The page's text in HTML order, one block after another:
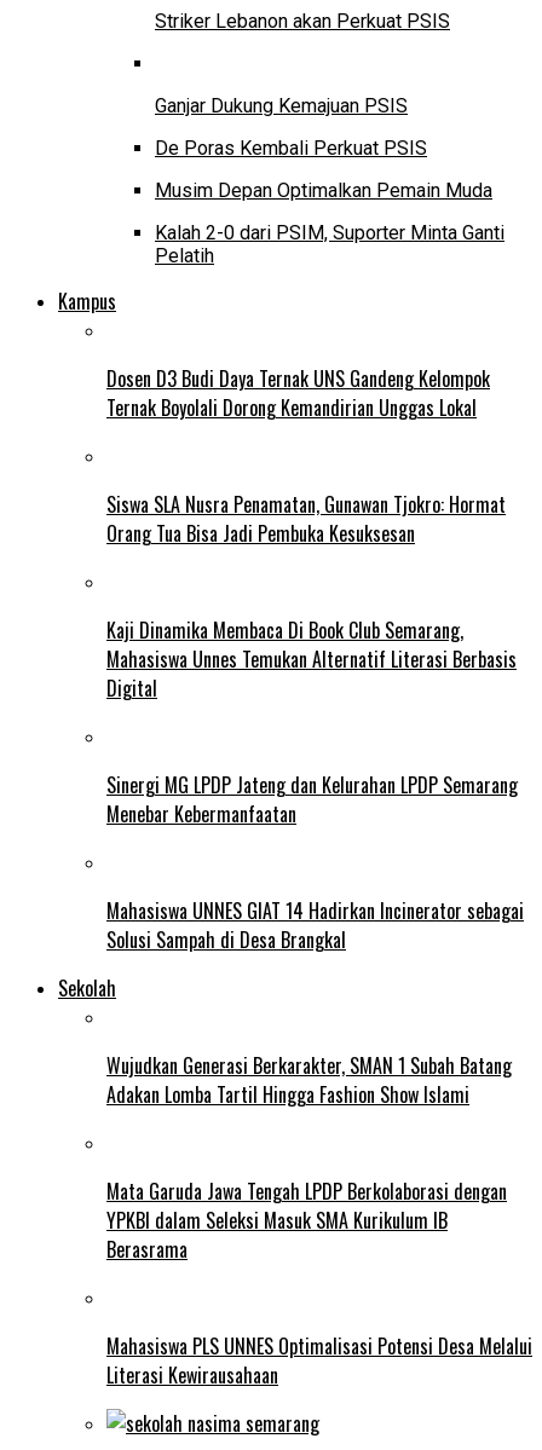
Striker Lebanon akan Perkuat PSIS
Ganjar Dukung Kemajuan PSIS
De Poras Kembali Perkuat PSIS
Musim Depan Optimalkan Pemain Muda
Kalah 2-0 dari PSIM, Suporter Minta Ganti
Pelatih
Kampus
Dosen D3 Budi Daya Ternak UNS Gandeng Kelompok
Ternak Boyolali Dorong Kemandirian Unggas Lokal
Siswa SLA Nusra Penamatan, Gunawan Tjokro: Hormat
Orang Tua Bisa Jadi Pembuka Kesuksesan
Kaji Dinamika Membaca Di Book Club Semarang,
Mahasiswa Unnes Temukan Alternatif Literasi Berbasis
Digital
Sinergi MG LPDP Jateng dan Kelurahan LPDP Semarang
Menebar Kebermanfaatan
Mahasiswa UNNES GIAT 14 Hadirkan Incinerator sebagai
Solusi Sampah di Desa Brangkal
Sekolah
Wujudkan Generasi Berkarakter, SMAN 1 Subah Batang
Adakan Lomba Tartil Hingga Fashion Show Islami
Mata Garuda Jawa Tengah LPDP Berkolaborasi dengan
YPKBI dalam Seleksi Masuk SMA Kurikulum IB
Berasrama
Mahasiswa PLS UNNES Optimalisasi Potensi Desa Melalui
Literasi Kewirausahaan